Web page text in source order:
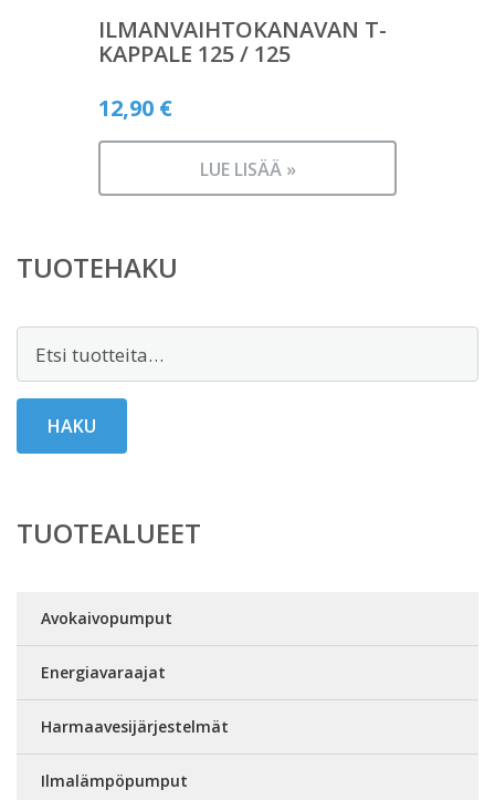
ILMANVAIHTOKANAVAN T-
KAPPALE 125 / 125
12,90 €
LUE LISÄÄ »
TUOTEHAKU
HAKU
TUOTEALUEET
Avokaivopumput
Energiavaraajat
Harmaavesijärjestelmät
Ilmalämpöpumput